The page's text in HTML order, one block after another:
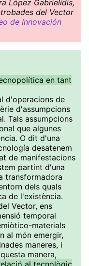
López Gabrielidis,
del Vector
de Innovación
en tant
d'operacions de
d'assumpcions
Tals assumpcions
que algunes
O dit d'una
desatenem
de manifestacions
partint d'una
transformadora
dels quals
de l'existència.
Vector, ens
temporal
materials
al món emergir,
maneres, i
manera,
al tecnològic